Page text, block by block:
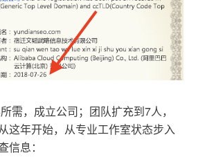
需，成立公司；团队扩充到7人，
这年开始，从专业工作室状态步入
信息：